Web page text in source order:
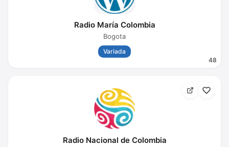
48
Radio María Colombia
Bogota
Variada
Radio Nacional de Colombia